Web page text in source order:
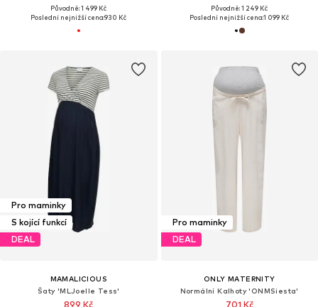
Původně: 1 499 Kč
Poslední nejnižší cena:930 Kč
Původně: 1 249 Kč
Poslední nejnižší cena:1 099 Kč
Pro maminky
S kojící funkcí
DEAL
MAMALICIOUS
Šaty 'MLJoelle Tess'
899 Kč
Pro maminky
DEAL
ONLY MATERNITY
Normální Kalhoty 'ONMSiesta'
701 Kč